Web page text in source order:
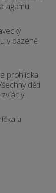
agamu.
v bazéně
prohlídka
děti
a